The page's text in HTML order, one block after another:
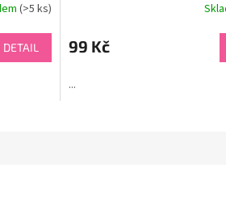
(>5 ks)
DETAIL 99 Kč
...